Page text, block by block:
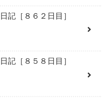
記［８６２日目］
記［８５８日目］